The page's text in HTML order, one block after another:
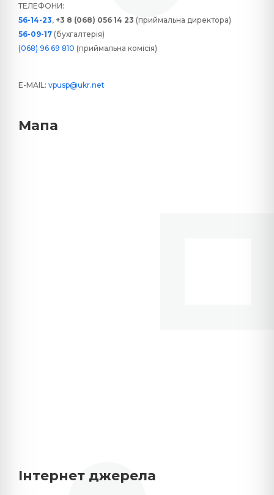
ТЕЛЕФОНИ:
56-14-23, +3 8 (068) 056 14 23 (приймальна директора)
56-09-17 (бухгалтерія)
(068) 96 69 810 (приймальна комісія)
E-MAIL: vpusp@ukr.net
Мапа
Інтернет джерела